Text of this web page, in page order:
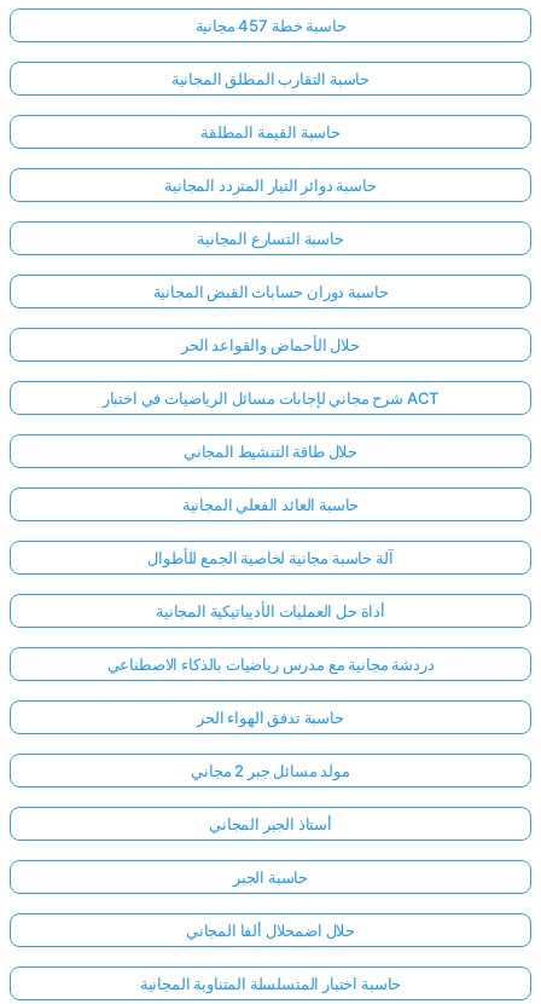
حاسبة خطة 457 مجانية
حاسبة التقارب المطلق المجانية
حاسبة القيمة المطلقة
حاسبة دوائر التيار المتردد المجانية
حاسبة التسارع المجانية
حاسبة دوران حسابات القبض المجانية
حلال الأحماض والقواعد الحر
شرح مجاني لإجابات مسائل الرياضيات في اختبار ACT
حلال طاقة التنشيط المجاني
حاسبة العائد الفعلي المجانية
آلة حاسبة مجانية لخاصية الجمع للأطوال
أداة حل العمليات الأديباتيكية المجانية
دردشة مجانية مع مدرس رياضيات بالذكاء الاصطناعي
حاسبة تدفق الهواء الحر
مولد مسائل جبر 2 مجاني
أستاذ الجبر المجاني
حاسبة الجبر
حلال اضمحلال ألفا المجاني
حاسبة اختبار المتسلسلة المتناوبة المجانية